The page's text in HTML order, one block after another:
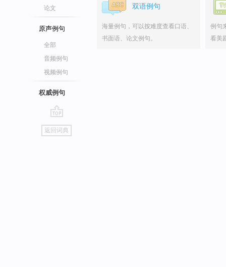
论文
原声例句
全部
音频例句
视频例句
权威例句
go
top
返回词典
双语例句
海量例句，可以按难度查看口语、
书面语、论文例句。
例句
看美